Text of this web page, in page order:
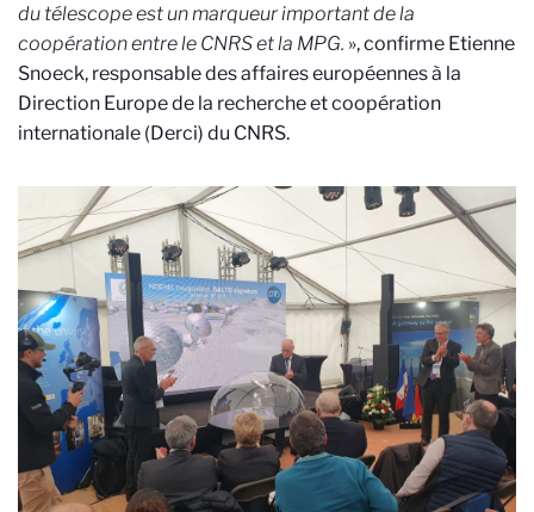
du télescope est un marqueur important de la
coopération entre le CNRS et la MPG. », confirme Etienne
Snoeck, responsable des affaires européennes à la
Direction Europe de la recherche et coopération
internationale (Derci) du CNRS.